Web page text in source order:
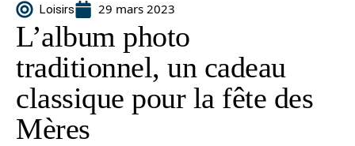
Loisirs 29 mars 2023
L’album photo
traditionnel, un cadeau
classique pour la fête des
Mères